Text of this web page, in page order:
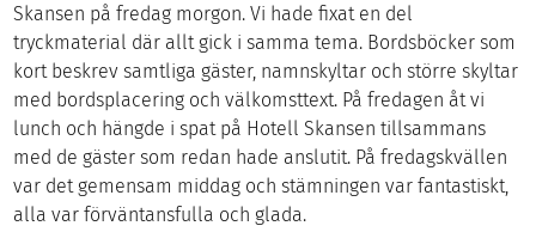
Skansen på fredag morgon. Vi hade fixat en del
tryckmaterial där allt gick i samma tema. Bordsböcker som
kort beskrev samtliga gäster, namnskyltar och större skyltar
med bordsplacering och välkomsttext. På fredagen åt vi
lunch och hängde i spat på Hotell Skansen tillsammans
med de gäster som redan hade anslutit. På fredagskvällen
var det gemensam middag och stämningen var fantastiskt,
alla var förväntansfulla och glada.